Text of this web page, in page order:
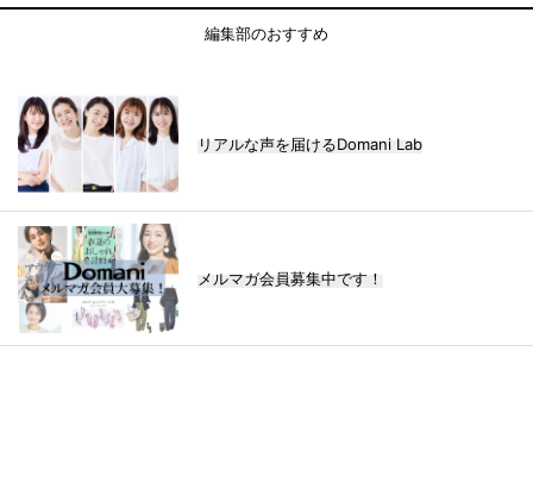
編集部のおすすめ
リアルな声を届けるDomani Lab
メルマガ会員募集中です！